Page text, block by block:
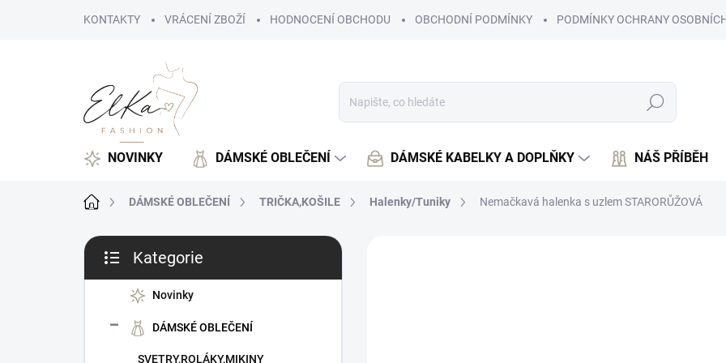
KONTAKTY VRÁCENÍ ZBOŽÍ HODNOCENÍ OBCHODU OBCHODNÍ PODMÍNKY PODMÍNKY OCHRANY
Hledat
NOVINKY DÁMSKÉ OBLEČENÍ DÁMSKÉ KABELKY A DOPLŇKY NÁŠ PŘÍBĚH
Domů DÁMSKÉ OBLEČENÍ TRIČKA,KOŠILE Halenky/Tuniky Nemačkavá halenka s uzlem STARORŮŽOVÁ
P
s
kategorie
Kategorie
Novinky
DÁMSKÉ OBLEČENÍ
SVETRY,ROLÁKY,MIKINY